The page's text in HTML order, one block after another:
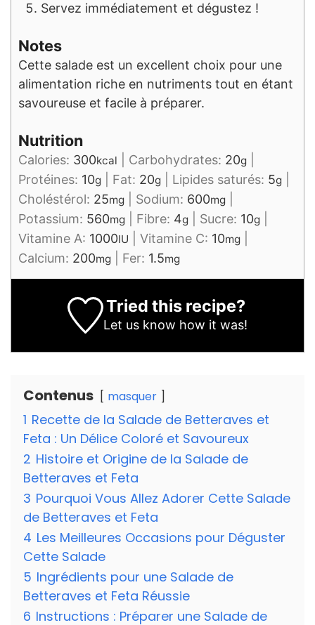
Servez immédiatement et dégustez !
Notes
Cette salade est un excellent choix pour une
alimentation riche en nutriments tout en étant
savoureuse et facile à préparer.
Nutrition
Calories: 300kcal Carbohydrates: 20g
Protéines: 10g Fat: 20g Lipides saturés: 5g
Choléstérol: 25mg Sodium: 600mg
Potassium: 560mg Fibre: 4g Sucre: 10g
Vitamine A: 1000IU Vitamine C: 10mg
Calcium: 200mg Fer: 1.5mg
Tried this recipe?
Let us know how it was!
Contenus masquer
1 Recette de la Salade de Betteraves et
Feta : Un Délice Coloré et Savoureux
2 Histoire et Origine de la Salade de
Betteraves et Feta
3 Pourquoi Vous Allez Adorer Cette Salade
de Betteraves et Feta
4 Les Meilleures Occasions pour Déguster
Cette Salade
5 Ingrédients pour une Salade de
Betteraves et Feta Réussie
6 Instructions : Préparer une Salade de